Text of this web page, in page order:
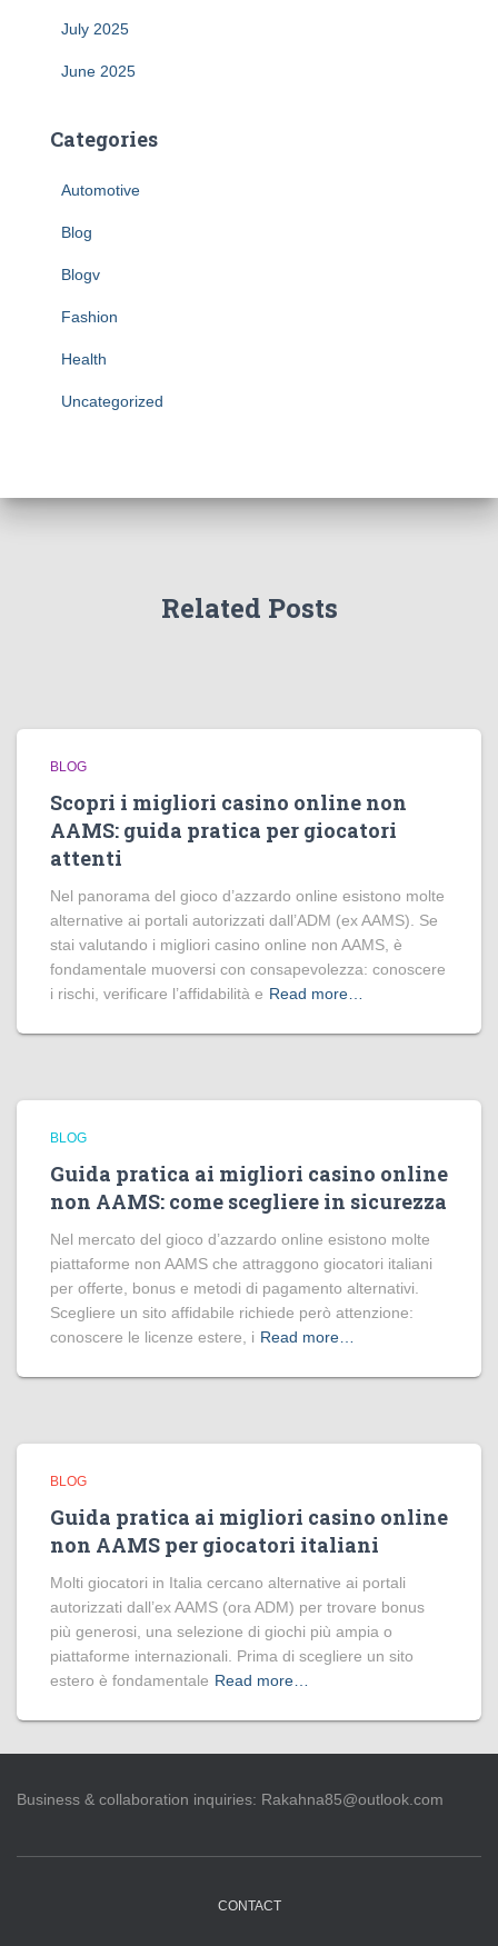
July 2025
June 2025
Categories
Automotive
Blog
Blogv
Fashion
Health
Uncategorized
Related Posts
BLOG
Scopri i migliori casino online non
AAMS: guida pratica per giocatori
attenti
Nel panorama del gioco d’azzardo online esistono molte
alternative ai portali autorizzati dall’ADM (ex AAMS). Se
stai valutando i migliori casino online non AAMS, è
fondamentale muoversi con consapevolezza: conoscere
i rischi, verificare l’affidabilità e Read more…
BLOG
Guida pratica ai migliori casino online
non AAMS: come scegliere in sicurezza
Nel mercato del gioco d’azzardo online esistono molte
piattaforme non AAMS che attraggono giocatori italiani
per offerte, bonus e metodi di pagamento alternativi.
Scegliere un sito affidabile richiede però attenzione:
conoscere le licenze estere, i Read more…
BLOG
Guida pratica ai migliori casino online
non AAMS per giocatori italiani
Molti giocatori in Italia cercano alternative ai portali
autorizzati dall’ex AAMS (ora ADM) per trovare bonus
più generosi, una selezione di giochi più ampia o
piattaforme internazionali. Prima di scegliere un sito
estero è fondamentale Read more…
Business & collaboration inquiries: Rakahna85@outlook.com
CONTACT